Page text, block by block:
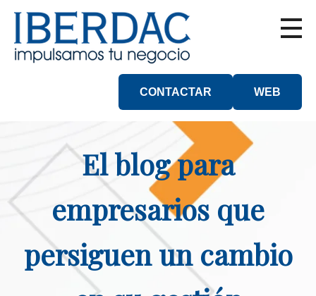
WEB
CONTACTAR
El blog para
empresarios que
persiguen un cambio